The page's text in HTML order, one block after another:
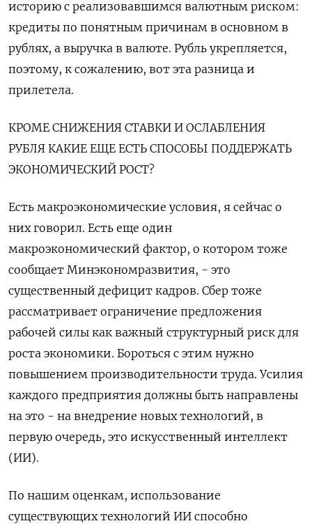
историю с реализовавшимся валютным риском:
кредиты по понятным причинам в основном в
рублях, а выручка в валюте. Рубль укрепляется,
поэтому, к сожалению, вот эта разница и
прилетела.
КРОМЕ СНИЖЕНИЯ СТАВКИ И ОСЛАБЛЕНИЯ
РУБЛЯ КАКИЕ ЕЩЕ ЕСТЬ СПОСОБЫ ПОДДЕРЖАТЬ
ЭКОНОМИЧЕСКИЙ РОСТ?
Есть макроэкономические условия, я сейчас о
них говорил. Есть еще один
макроэкономический фактор, о котором тоже
сообщает Минэкономразвития, - это
существенный дефицит кадров. Сбер тоже
рассматривает ограничение предложения
рабочей силы как важный структурный риск для
роста экономики. Бороться с этим нужно
повышением производительности труда. Усилия
каждого предприятия должны быть направлены
на это - на внедрение новых технологий, в
первую очередь, это искусственный интеллект
(ИИ).
По нашим оценкам, использование
существующих технологий ИИ способно